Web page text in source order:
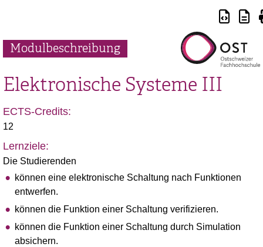
Modulbeschreibung
Elektronische Systeme III
ECTS-Credits:
12
Lernziele:
Die Studierenden
können eine elektronische Schaltung nach Funktionen
entwerfen.
können die Funktion einer Schaltung verifizieren.
können die Funktion einer Schaltung durch Simulation
absichern.